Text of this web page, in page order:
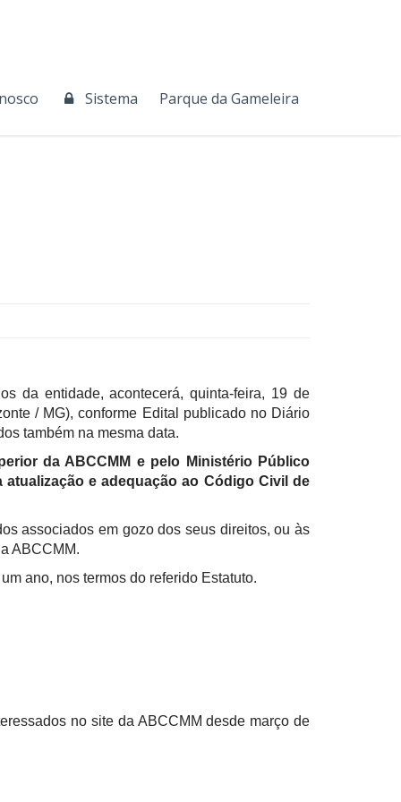
Sistema Parque da Gameleira
da entidade, acontecerá, quinta-feira, 19 de
/ MG), conforme Edital publicado no Diário
também na mesma data.
da ABCCMM e pelo Ministério Público
e adequação ao Código Civil de
associados em gozo dos seus direitos, ou às
ABCCMM.
ano, nos termos do referido Estatuto.
no site da ABCCMM desde março de